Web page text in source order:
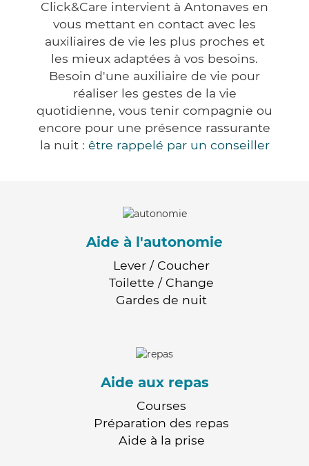
Click&Care intervient à Antonaves en
vous mettant en contact avec les
auxiliaires de vie les plus proches et
les mieux adaptées à vos besoins.
Besoin d'une auxiliaire de vie pour
réaliser les gestes de la vie
quotidienne, vous tenir compagnie ou
encore pour une présence rassurante
la nuit : être rappelé par un conseiller
Aide à l'autonomie
Lever / Coucher
Toilette / Change
Gardes de nuit
Aide aux repas
Courses
Préparation des repas
Aide à la prise